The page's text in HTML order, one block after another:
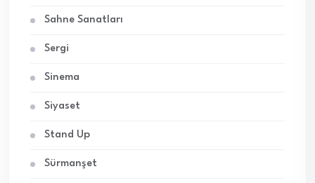
Sahne Sanatları
Sergi
Sinema
Siyaset
Stand Up
Sürmanşet